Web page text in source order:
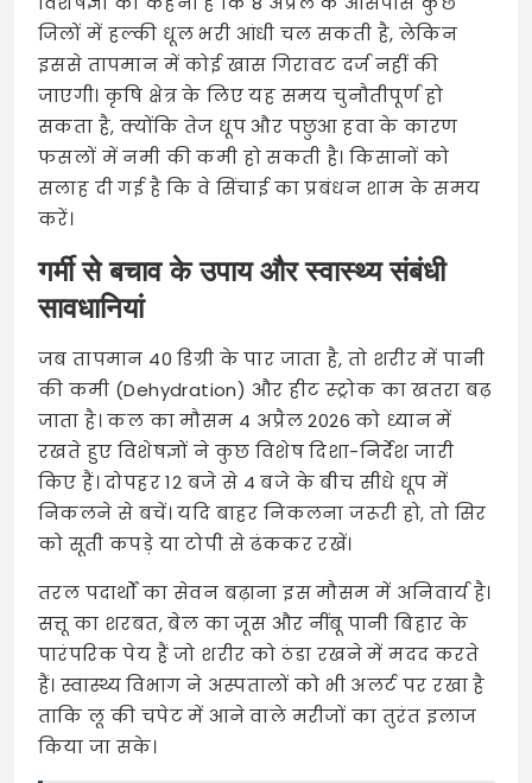
जिलों में हल्की धूल भरी आंधी चल सकती है, लेकिन
इससे तापमान में कोई खास गिरावट दर्ज नहीं की
जाएगी। कृषि क्षेत्र के लिए यह समय चुनौतीपूर्ण हो
सकता है, क्योंकि तेज धूप और पछुआ हवा के कारण
फसलों में नमी की कमी हो सकती है। किसानों को
सलाह दी गई है कि वे सिंचाई का प्रबंधन शाम के समय
करें।
गर्मी से बचाव के उपाय और स्वास्थ्य संबंधी
सावधानियां
जब तापमान 40 डिग्री के पार जाता है, तो शरीर में पानी
की कमी (Dehydration) और हीट स्ट्रोक का खतरा बढ़
जाता है। कल का मौसम 4 अप्रैल 2026 को ध्यान में
रखते हुए विशेषज्ञों ने कुछ विशेष दिशा-निर्देश जारी
किए हैं। दोपहर 12 बजे से 4 बजे के बीच सीधे धूप में
निकलने से बचें। यदि बाहर निकलना जरूरी हो, तो सिर
को सूती कपड़े या टोपी से ढंककर रखें।
तरल पदार्थों का सेवन बढ़ाना इस मौसम में अनिवार्य है।
सत्तू का शरबत, बेल का जूस और नींबू पानी बिहार के
पारंपरिक पेय हैं जो शरीर को ठंडा रखने में मदद करते
हैं। स्वास्थ्य विभाग ने अस्पतालों को भी अलर्ट पर रखा है
ताकि लू की चपेट में आने वाले मरीजों का तुरंत इलाज
किया जा सके।